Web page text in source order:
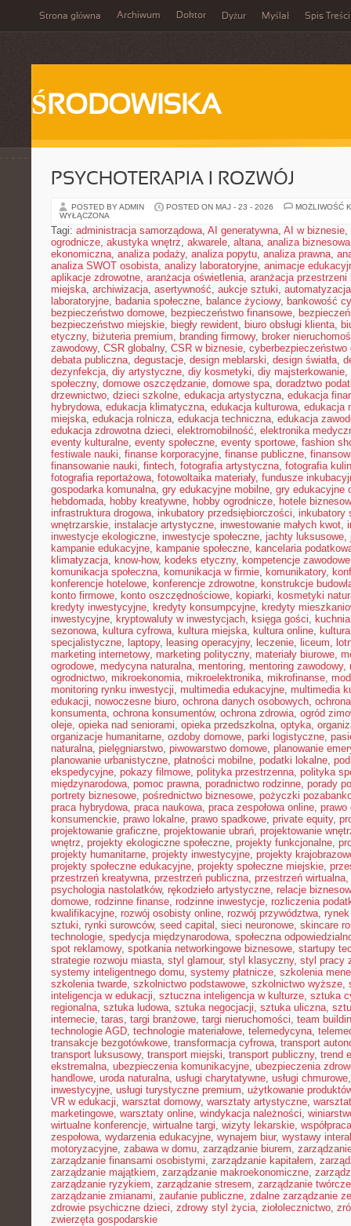
Strona główna Archiwum Doktor Dyżur Myślał Spis Treści
ŚRODOWISKA
PSYCHOTERAPIA I ROZWÓJ
POSTED BY ADMIN POSTED ON MAJ - 23 - 2026
MOŻLIWOŚĆ
WYŁĄCZONA
Tagi: administracja samorządowa, AI generatywna, AI w biznesie,
ogrodnicze, akustyka wnętrz, akwarele, altana, analiza biznesowa
ekonomiczna, analiza podaży, analiza popytu, analiza prawna,
analiza SWOT osobista, analizy laboratoryjne, animacje
aplikacje zdrowotne, aranżacja oświetlenia, aranżacja przestrzeni
miejska, archiwizacja, asertywność, aukcje sztuki,
laboratoryjne, badania społeczne, balance życiowy, bankowość
bezpieczeństwo domowe, bezpieczeństwo finansowe,
bezpieczeństwo miejskie, biegły rewident, biuro obsługi klienta,
etyczny, biżuteria premium, branding firmowy, broker
zawodowy, CSR globalny, CSR w biznesie, cyberbezpieczeństwo
debata publiczna, degustacje, design meblarski, design światła,
dezynfekcja, diy artystyczne, diy kosmetyki, diy majsterkowanie,
społeczny, domowe oszczędzanie, domowe spa, doradztwo
drzewnictwo, dzieci szkolne, edukacja artystyczna, edukacja
hybrydowa, edukacja klimatyczna, edukacja kulturowa, edukacja
miejska, edukacja rolnicza, edukacja techniczna, edukacja
edukacja zdrowotna dzieci, elektromobilność, elektronika
eventy kulturalne, eventy społeczne, eventy sportowe, fashion
festiwale nauki, finanse korporacyjne, finanse publiczne,
finansowanie nauki, fintech, fotografia artystyczna, fotografia
fotografia reportażowa, fotowoltaika materiały, fundusze
gospodarka komunalna, gry edukacyjne mobilne, gry edukacyjne
hebdomada, hobby kreatywne, hobby ogrodnicze, hotele
infrastruktura drogowa, inkubatory przedsiębiorczości, inkubatory
wnętrzarskie, instalacje artystyczne, inwestowanie małych kwot,
inwestycje ekologiczne, inwestycje społeczne, jachty luksusowe,
kampanie edukacyjne, kampanie społeczne, kancelaria
klimatyzacja, know-how, kodeks etyczny, kompetencje zawodowe
komunikacja społeczna, komunikacja w firmie, komunikatory,
konferencje hotelowe, konferencje zdrowotne, konstrukcje
konto firmowe, konto oszczędnościowe, kopiarki, kosmetyki
kredyty inwestycyjne, kredyty konsumpcyjne, kredyty
inwestycyjne, kryptowaluty w inwestycjach, księga gości,
sezonowa, kultura cyfrowa, kultura miejska, kultura online,
specjalistyczne, laptopy, leasing operacyjny, leczenie, liceum,
marketing internetowy, marketing polityczny, materiały biurowe,
ogrodowe, medycyna naturalna, mentoring, mentoring zawodowy,
ogrodnictwo, mikroekonomia, mikroelektronika, mikrofinanse,
monitoring rynku inwestycji, multimedia edukacyjne, multimedia
edukacji, nowoczesne biuro, ochrona danych osobowych,
konsumenta, ochrona konsumentów, ochrona zdrowia, ogród
oleje, opieka nad seniorami, opieka przedszkolna, optyka,
organizacje humanitarne, ozdoby domowe, parki logistyczne,
naturalna, pielęgniarstwo, piwowarstwo domowe, planowanie
planowanie urbanistyczne, płatności mobilne, podatki lokalne,
ekspedycyjne, pokazy filmowe, polityka przestrzenna, polityka
międzynarodowa, pomoc prawna, poradnictwo rodzinne, porady
portrety biznesowe, pośrednictwo biznesowe, pożyczki
praca hybrydowa, praca naukowa, praca zespołowa online, prawo
konsumenckie, prawo lokalne, prawo spadkowe, private equity,
projektowanie graficzne, projektowanie ubrań, projektowanie
wnętrz, projekty ekologiczne społeczne, projekty funkcjonalne,
projekty humanitarne, projekty inwestycyjne, projekty
projekty społeczne edukacyjne, projekty społeczne miejskie,
przestrzeń kreatywna, przestrzeń publiczna, przestrzeń wirtualna,
psychologia nastolatków, rękodzieło artystyczne, relacje
domowe, rodzinne finanse, rodzinne inwestycje, rozliczenia
kwalifikacyjne, rozwój osobisty online, rozwój przywództwa,
sztuki, rynki surowców, seed capital , sieci neuronowe, skincare
technologie, spedycja międzynarodowa, społeczna
spot reklamowy, spotkania networkingowe biznesowe, startupy
strategie rozwoju miasta, styl glamour, styl klasyczny, styl pracy
systemy inteligentnego domu, systemy płatnicze, szkolenia
szkolenia twarde, szkolnictwo podstawowe, szkolnictwo wyższe,
inteligencja w edukacji, sztuczna inteligencja w kulturze, sztuka
regionalna, sztuka ludowa, sztuka negocjacji, sztuka uliczna,
internecie, taras, targi branżowe, targi nieruchomości, team
technologie AGD, technologie materiałowe, telemedycyna,
transakcje bezgotówkowe, transformacja cyfrowa, transport
transport luksusowy, transport miejski, transport publiczny, trend
ekstremalna, ubezpieczenia komunikacyjne, ubezpieczenia
handlowe, uroda naturalna, usługi charytatywne, usługi chmurowe
inwestycyjne, usługi turystyczne premium, użytkowanie
VR w edukacji, warsztat domowy, warsztaty artystyczne,
marketingowe, warsztaty online, windykacja należności,
wirtualne konferencje, wirtualne targi, wizyty lekarskie,
zespołowa, wydarzenia edukacyjne, wynajem biur, wystawy
motoryzacyjne, zabawa w domu, zarządzanie biurem,
zarządzanie finansami osobistymi, zarządzanie kapitałem,
zarządzanie majątkiem, zarządzanie makroekonomiczne,
zarządzanie ryzykiem, zarządzanie stresem, zarządzanie twórcze
zarządzanie zmianami, zaufanie publiczne, zdalne zarządzanie
zdrowie psychiczne dzieci, zdrowy styl życia, ziołolecznictwo,
zwierzęta gospodarskie